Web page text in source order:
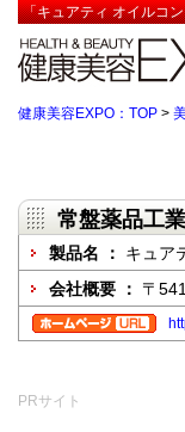
「キュアティ オイルコ
健康美容EXPO：TOP >
常盤薬品工
製品名 ： キュア
会社概要 ： 〒
PRサイト